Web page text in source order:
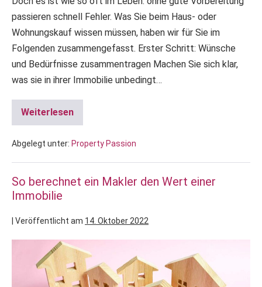
passieren schnell Fehler. Was Sie beim Haus- oder
Wohnungskauf wissen müssen, haben wir für Sie im
Folgenden zusammengefasst. Erster Schritt: Wünsche
und Bedürfnisse zusammentragen Machen Sie sich klar,
was sie in ihrer Immobilie unbedingt…
Weiterlesen
Abgelegt unter: Property Passion
So berechnet ein Makler den Wert einer
Immobilie
Veröffentlicht am 14. Oktober 2022